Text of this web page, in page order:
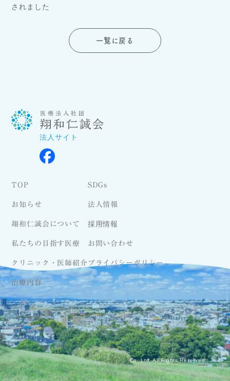
されました
一覧に戻る
法人サイト
TOP
お知らせ
翔和仁誠会について
私たちの目指す医療
クリニック・医師紹介
治療内容
SDGs
法人情報
採用情報
お問い合わせ
プライバシーポリシー
Co.,Ltd. All Rights Reserved.